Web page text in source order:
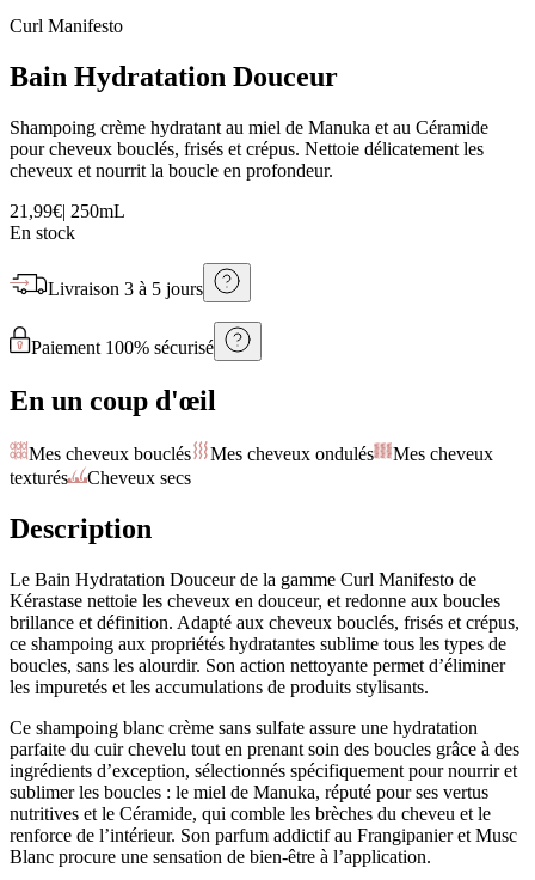
Curl Manifesto
Bain Hydratation Douceur
Shampoing crème hydratant au miel de Manuka et au Céramide
pour cheveux bouclés, frisés et crépus. Nettoie délicatement les
cheveux et nourrit la boucle en profondeur.
21,99€| 250mL
En stock
Livraison 3 à 5 jours
Paiement 100% sécurisé
En un coup d'œil
Mes cheveux bouclés Mes cheveux ondulés
Mes cheveux
texturés
Cheveux secs
Description
Le Bain Hydratation Douceur de la gamme Curl Manifesto de
Kérastase nettoie les cheveux en douceur, et redonne aux boucles
brillance et définition. Adapté aux cheveux bouclés, frisés et crépus,
ce shampoing aux propriétés hydratantes sublime tous les types de
boucles, sans les alourdir. Son action nettoyante permet d’éliminer
les impuretés et les accumulations de produits stylisants.
Ce shampoing blanc crème sans sulfate assure une hydratation
parfaite du cuir chevelu tout en prenant soin des boucles grâce à des
ingrédients d’exception, sélectionnés spécifiquement pour nourrir et
sublimer les boucles : le miel de Manuka, réputé pour ses vertus
nutritives et le Céramide, qui comble les brèches du cheveu et le
renforce de l’intérieur. Son parfum addictif au Frangipanier et Musc
Blanc procure une sensation de bien-être à l’application.